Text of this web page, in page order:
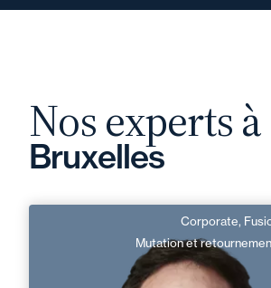
Nos experts à
Bruxelles
Corporate,
Mutation et
Matthieu